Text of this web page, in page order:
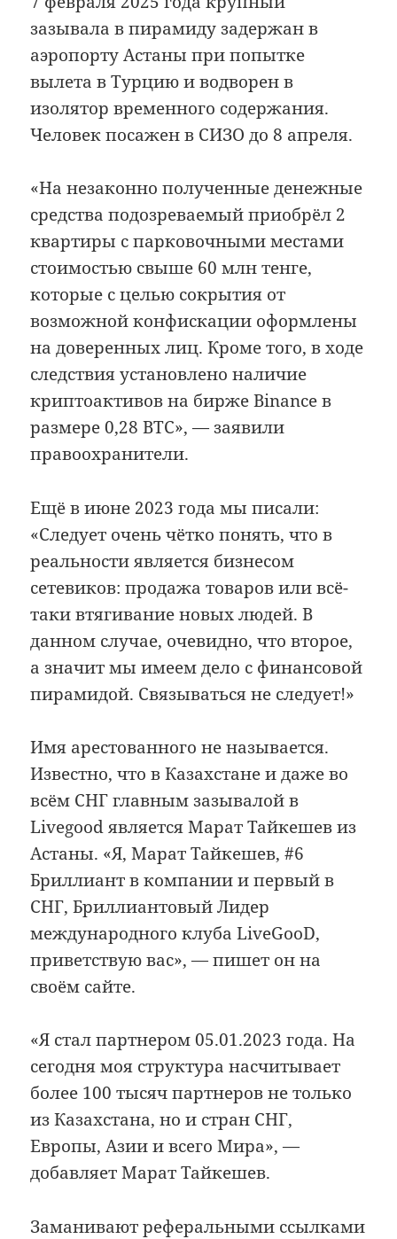
зазывала в пирамиду задержан в
аэропорту Астаны при попытке
вылета в Турцию и водворен в
изолятор временного содержания.
Человек посажен в СИЗО до 8 апреля.
«На незаконно полученные денежные
средства подозреваемый приобрёл 2
квартиры с парковочными местами
стоимостью свыше 60 млн тенге,
которые с целью сокрытия от
возможной конфискации оформлены
на доверенных лиц. Кроме того, в ходе
следствия установлено наличие
криптоактивов на бирже Binance в
размере 0,28 BTC», — заявили
правоохранители.
Ещё в июне 2023 года мы писали:
«Следует очень чётко понять, что в
реальности является бизнесом
сетевиков: продажа товаров или всё-
таки втягивание новых людей. В
данном случае, очевидно, что второе,
а значит мы имеем дело с финансовой
пирамидой. Связываться не следует!»
Имя арестованного не называется.
Известно, что в Казахстане и даже во
всём СНГ главным зазывалой в
Livegood является Марат Тайкешев из
Астаны. «Я, Марат Тайкешев, #6
Бриллиант в компании и первый в
СНГ, Бриллиантовый Лидер
международного клуба LiveGooD,
приветствую вас», — пишет он на
своём сайте.
«Я стал партнером 05.01.2023 года. На
сегодня моя структура насчитывает
более 100 тысяч партнеров не только
из Казахстана, но и стран СНГ,
Европы, Азии и всего Мира», —
добавляет Марат Тайкешев.
Заманивают реферальными ссылками